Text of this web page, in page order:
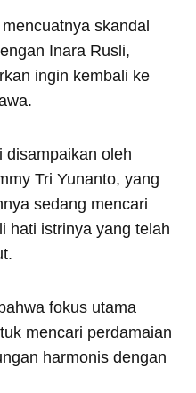
skandal
Inara Rusli,
ingin kembali ke
disampaikan oleh
Tri Yunanto, yang
sedang mencari
hati istrinya yang telah
fokus utama
mencari perdamaian
harmonis dengan